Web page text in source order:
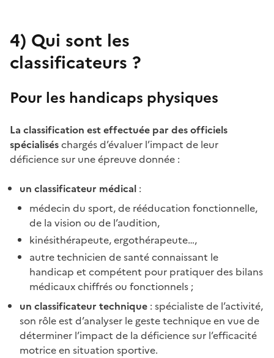
4) Qui sont les
classificateurs ?
Pour les handicaps physiques
La classification est effectuée par des officiels
spécialiséschargés d’évaluer l’impact de leur
déficience sur une épreuve donnée :
un classificateur médical :
médecin du sport, de rééducation fonctionnelle,
de la vision ou de l’audition,
kinésithérapeute, ergothérapeute…,
autre technicien de santé connaissant le
handicap et compétent pour pratiquer des bilans
médicaux chiffrés ou fonctionnels ;
un classificateur technique : spécialiste de l’activité,
son rôle est d’analyser le geste technique en vue de
déterminer l’impact de la déficience sur l’efficacité
motrice en situation sportive.